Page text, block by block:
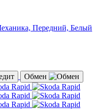
Передний, Белый
Обмен